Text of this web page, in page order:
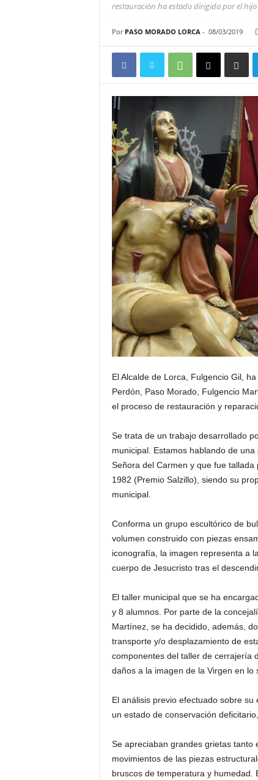
restauración ha estado dirigida por el
Por PASO MORADO LORCA- 08/03/2019
El Alcalde de Lorca, Fulgencio Gil,
Perdón, Paso Morado, Fulgencio
el proceso de restauración y
Se trata de un trabajo desarrollado
municipal. Estamos hablando de
Señora del Carmen y que fue
1982 (Premio Salzillo), siendo su
municipal.
Conforma un grupo escultórico de
volumen construido con piezas
iconografía, la imagen representa a
cuerpo de Jesucristo tras el
El taller municipal que se ha
y 8 alumnos. Por parte de la
Martínez, se ha decidido, además,
transporte y/o desplazamiento de
componentes del taller de cerrajería
daños a la imagen de la Virgen en lo
El análisis previo efectuado sobre
un estado de conservación
Se apreciaban grandes grietas tanto
movimientos de las piezas
bruscos de temperatura y humedad.